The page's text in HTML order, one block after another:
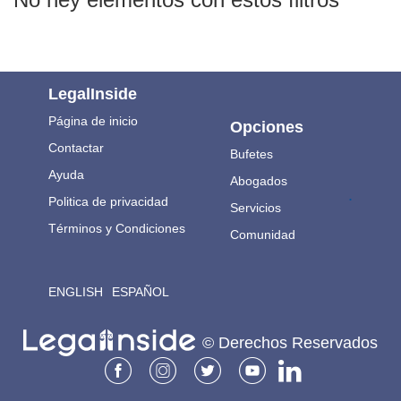
LegalInside
Página de inicio
Contactar
Ayuda
Politica de privacidad
Términos y Condiciones
ENGLISH ESPAÑOL
Opciones
Bufetes
Abogados
Servicios
Comunidad
.
© Derechos Reservados